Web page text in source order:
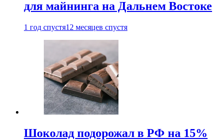
для майнинга на Дальнем Востоке
1 год спустя12 месяцев спустя
Шоколад подорожал в РФ на 15%